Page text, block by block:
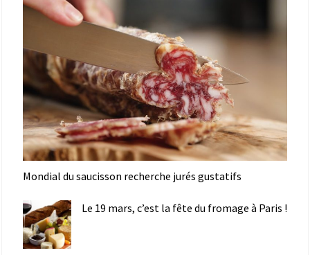
Mondial du saucisson recherche jurés gustatifs
Le 19 mars, c’est la fête du fromage à Paris !